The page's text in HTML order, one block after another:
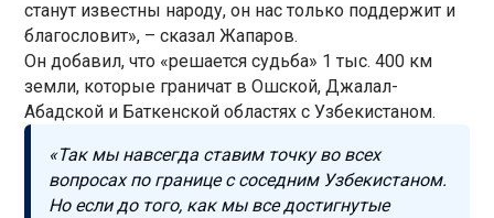
станут известны народу, он нас только поддержит и
благословит», – сказал Жапаров.
Он добавил, что «решается судьба» 1 тыс. 400 км
земли, которые граничат в Ошской, Джалал-
Абадской и Баткенской областях с Узбекистаном.
«Так мы навсегда ставим точку во всех
вопросах по границе с соседним Узбекистаном.
Но если до того, как мы все достигнутые